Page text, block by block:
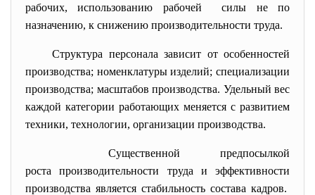
рабочих, использованию рабочей силы не по
назначению, к снижению производительности труда.
Структура персонала зависит от особенностей
производства; номенклатуры изделий; специализации
производства; масштабов производства. Удельный вес
каждой категории работающих меняется с развитием
техники, технологии, организации производства.
Существенной предпосылкой
роста производительности труда и эффективности
производства является стабильность состава кадров.